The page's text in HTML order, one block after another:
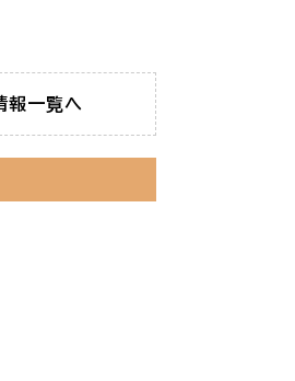
報一覧へ